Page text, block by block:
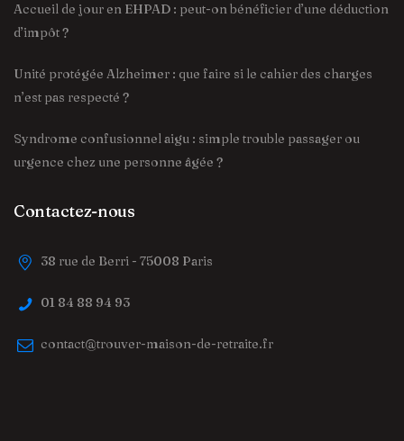
Accueil de jour en EHPAD : peut-on bénéficier d’une déduction
d’impôt ?
Unité protégée Alzheimer : que faire si le cahier des charges
n’est pas respecté ?
Syndrome confusionnel aigu : simple trouble passager ou
urgence chez une personne âgée ?
Contactez-nous
38 rue de Berri - 75008 Paris
01 84 88 94 93
contact@trouver-maison-de-retraite.fr